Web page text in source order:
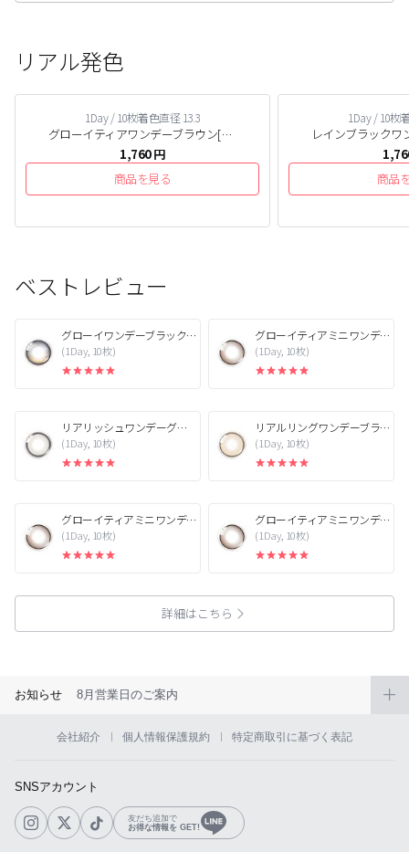
リアル発色
1Day / 10枚着色直径 13.3
グローイティアワンデーブラウン[1箱10枚]
1,760円
商品を見る
1Day / 10枚
レインブラックワ
商品
ベストレビュー
グローイワンデーブラック[1箱10枚]
(1Day, 10枚)
グローイティアミニワンデーブラウン[1箱10枚]
(1Day, 10枚)
リアリッシュワンデーグレー[1箱10枚]
(1Day, 10枚)
リアルリングワンデーブラウン[1箱10枚]
(1Day, 10枚)
グローイティアミニワンデーブラウン[1箱10枚]
(1Day, 10枚)
グローイティアミニワンデーブラウン[1箱10枚]
(1Day, 10枚)
詳細はこちら
お知らせ 8月営業日のご案内
会社紹介 個人情報保護規約 特定商取引に基づく表記
SNSアカウント
友だち追加で
お得な情報を GET!